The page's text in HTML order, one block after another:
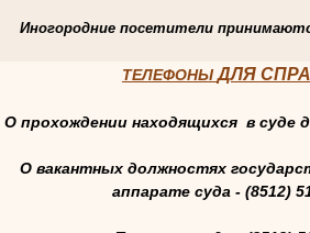
Иногородние посетители
ТЕЛЕФОНЫДЛЯ
О прохождении находящихся в суде
О вакантных должностях
аппарате суда - (8512)